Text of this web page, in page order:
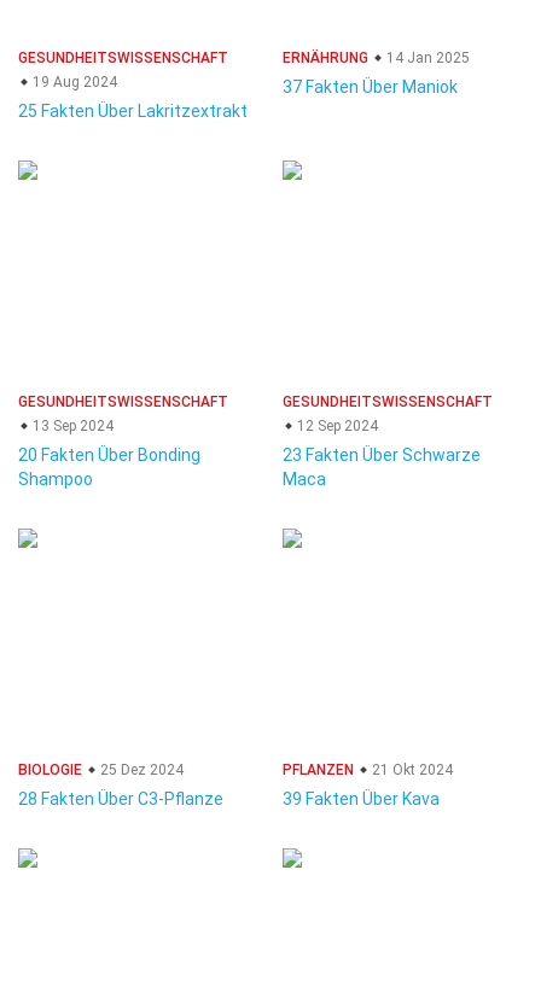
GESUNDHEITSWISSENSCHAFT
19 Aug 2024
25 Fakten Über Lakritzextrakt
ERNÄHRUNG 14 Jan 2025
37 Fakten Über Maniok
GESUNDHEITSWISSENSCHAFT
13 Sep 2024
20 Fakten Über Bonding
Shampoo
GESUNDHEITSWISSENSCHAFT
12 Sep 2024
23 Fakten Über Schwarze
Maca
BIOLOGIE 25 Dez 2024
28 Fakten Über C3-Pflanze
PFLANZEN 21 Okt 2024
39 Fakten Über Kava